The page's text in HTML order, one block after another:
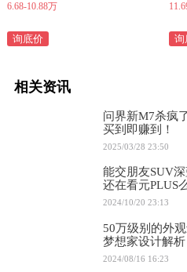
6.68-10.88万
询底价 询
相关资讯
问界新M7杀疯
买到即赚到！
2025/03/28 23:50
能交朋友SUV
还在看元PLUS
2024/10/20 23:13
50万级别的外
梦想家设计解析
2024/08/16 16:23